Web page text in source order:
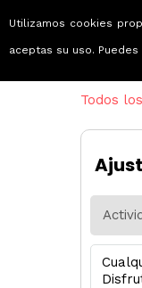
Todos
Utilizamos cookies
aceptas su uso.